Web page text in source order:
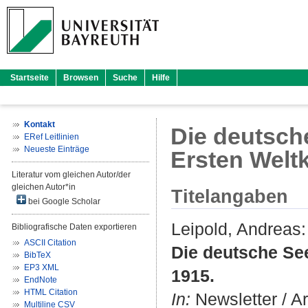
Startseite Browsen Suche Hilfe
Kontakt
ERef Leitlinien
Neueste Einträge
Literatur vom gleichen Autor/der
gleichen Autor*in
bei Google Scholar
Bibliografische Daten exportieren
ASCII Citation
BibTeX
EP3 XML
EndNote
HTML Citation
Multiline CSV
Die
Ersten
Titelangaben
Leipold, Andreas:
Die deutsche
1915.
In: Newsletter /